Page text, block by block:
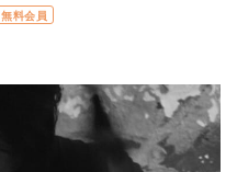
無料会員